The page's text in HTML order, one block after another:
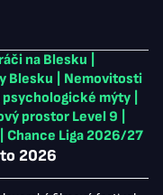
na Blesku
Blesku
Nemovitosti
mýty
prostor Level 9
Chance Liga 2026/27
2026